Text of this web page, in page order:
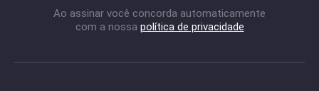
Ao assinar você concorda automaticamente
com a nossa política de privacidade